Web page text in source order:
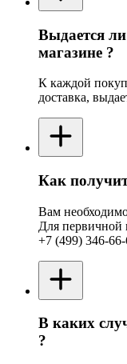
Выдается
магазине ?
К каждой
доставка,
Как
Вам
Для первичной
+7 (499) 346-
В каких
?